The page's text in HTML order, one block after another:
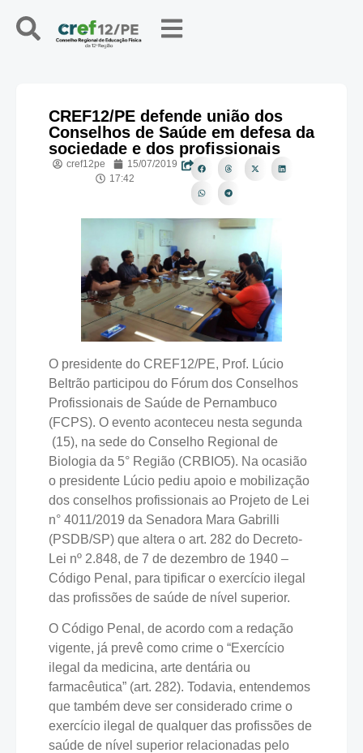
CREF12/PE defende união dos
Conselhos de Saúde em defesa da
sociedade e dos profissionais
cref12pe
15/07/2019
17:42
O presidente do CREF12/PE, Prof. Lúcio
Beltrão participou do Fórum dos Conselhos
Profissionais de Saúde de Pernambuco
(FCPS). O evento aconteceu nesta segunda
(15), na sede do Conselho Regional de
Biologia da 5° Região (CRBIO5). Na ocasião
o presidente Lúcio pediu apoio e mobilização
dos conselhos profissionais ao Projeto de Lei
n° 4011/2019 da Senadora Mara Gabrilli
(PSDB/SP) que altera o art. 282 do Decreto-
Lei nº 2.848, de 7 de dezembro de 1940 –
Código Penal, para tipificar o exercício ilegal
das profissões de saúde de nível superior.
O Código Penal, de acordo com a redação
vigente, já prevê como crime o “Exercício
ilegal da medicina, arte dentária ou
farmacêutica” (art. 282). Todavia, entendemos
que também deve ser considerado crime o
exercício ilegal de qualquer das profissões de
saúde de nível superior relacionadas pelo